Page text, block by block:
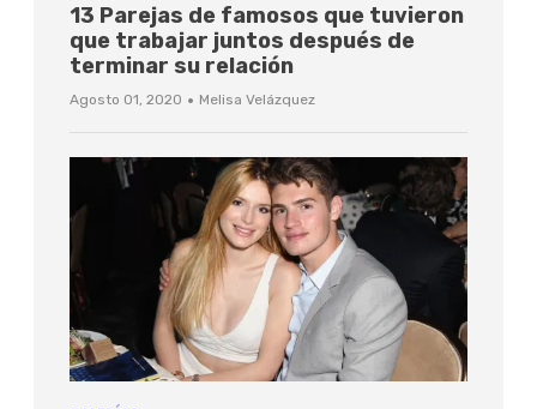
13 Parejas de famosos que tuvieron
que trabajar juntos después de
terminar su relación
Agosto 01, 2020 · Melisa Velázquez